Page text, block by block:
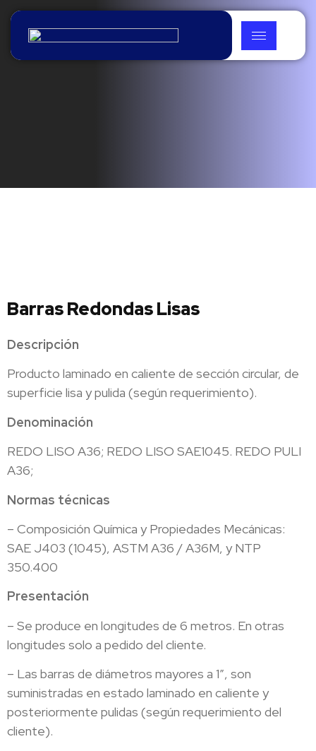
Barras Redondas Lisas
Descripción
Producto laminado en caliente de sección circular, de
superficie lisa y pulida (según requerimiento).
Denominación
REDO LISO A36; REDO LISO SAE1045. REDO PULI
A36;
Normas técnicas
– Composición Química y Propiedades Mecánicas:
SAE J403 (1045), ASTM A36 / A36M, y NTP
350.400
Presentación
– Se produce en longitudes de 6 metros. En otras
longitudes solo a pedido del cliente.
– Las barras de diámetros mayores a 1″, son
suministradas en estado laminado en caliente y
posteriormente pulidas (según requerimiento del
cliente).